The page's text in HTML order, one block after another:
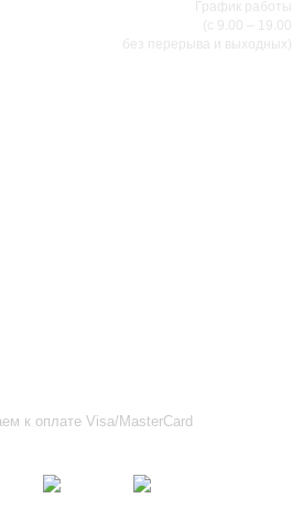
График работы
(с 9.00 – 19.00
без перерыва и выходных)
к оплате Visa/MasterCard